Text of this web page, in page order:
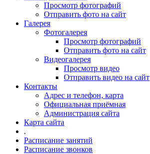
Просмотр фотографий
Отправить фото на сайт
Галерея
Фотогалерея
Просмотр фотографий
Отправить фото на сайт
Видеогалерея
Просмотр видео
Отправить видео на сайт
Контакты
Адрес и телефон, карта
Официальная приёмная
Администрация сайта
Карта сайта
.
Расписание занятий
Расписание звонков